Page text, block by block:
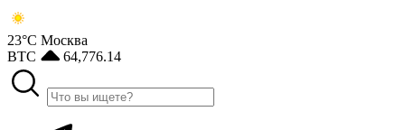
23°С Москва
BTC
64,776.14